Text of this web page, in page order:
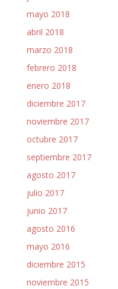
mayo 2018
abril 2018
marzo 2018
febrero 2018
enero 2018
diciembre 2017
noviembre 2017
octubre 2017
septiembre 2017
agosto 2017
julio 2017
junio 2017
agosto 2016
mayo 2016
diciembre 2015
noviembre 2015